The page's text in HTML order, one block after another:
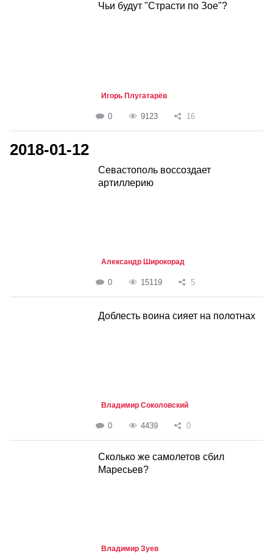
Чьи будут "Страсти по Зое"?
Игорь Плугатарёв
0 9123 16
2018-01-12
Севастополь воссоздает
артиллерию
Александр Широкорад
0 15119 5
Доблесть воина сияет на полотнах
Владимир Соколовский
0 4439 0
Сколько же самолетов сбил
Маресьев?
Владимир Зуев